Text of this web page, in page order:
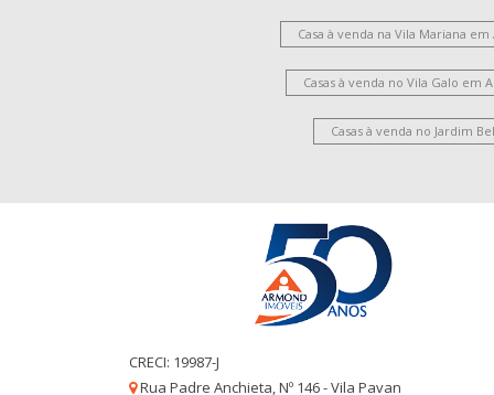
Casa à venda na Vila Mariana
Casas à venda no Vila Galo em
Casas à venda no Jardim
CRECI: 19987-J
Rua Padre Anchieta, Nº 146 - Vila Pavan